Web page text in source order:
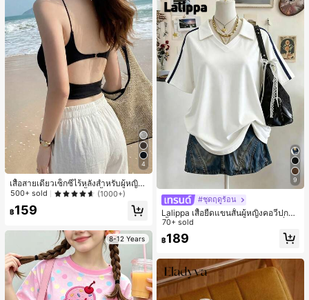
4
เสื้อสายเดี่ยวเซ็กซี่ไร้หลังสำหรับผู้หญิง
พร้อมบราแบบมีฟองน้ำ, เสื้อกล้ามแขน
500+ sold (1000+)
฿159
8-12 Years
9
#ชุดฤดูร้อน
Lalippa เสื้อยืดแขนสั้นผู้หญิงคอวีปกคอ
เสื้อไหล่ตก สายถัก งานคราฟต์แฟชั่นมิ
นิมอล ของขวัญสำหรับเพื่อน
70+ sold
฿189